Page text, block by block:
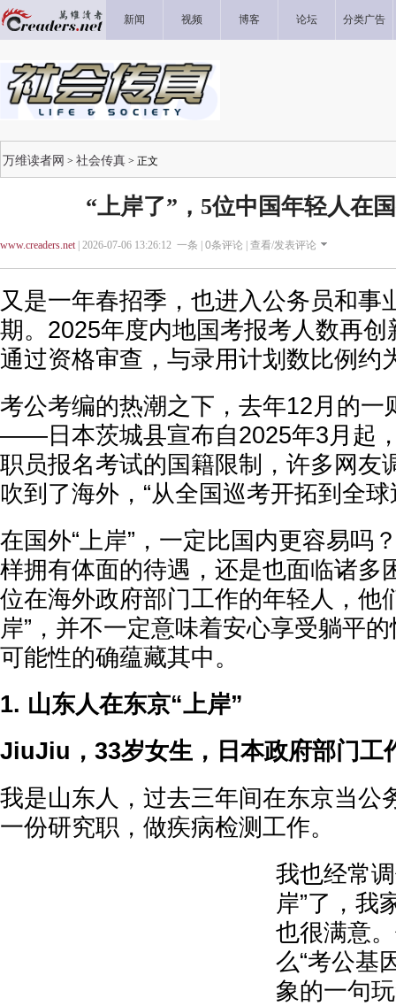
新闻 视频 博客 论坛 分类广告
万维读者网 > 社会传真 > 正文
“上岸了”，5位中国年轻人在
www.creaders.net| 2026-07-06 13:26:12 一条 | 0条评论 | 查看/发表评论
又是一年春招季，也进入公务员和事
期。2025年度内地国考报考人数再
通过资格审查，与录用计划数比例约
考公考编的热潮之下，去年12月的一
——日本茨城县宣布自2025年3月起
职员报名考试的国籍限制，许多网友
吹到了海外，“从全国巡考开拓到全球
在国外“上岸”，一定比国内更容易吗
样拥有体面的待遇，还是也面临诸多
位在海外政府部门工作的年轻人，他
岸”，并不一定意味着安心享受躺平
可能性的确蕴藏其中。
1. 山东人在东京“上岸”
JiuJiu，33岁女生，日本政府部门工
我是山东人，过去三年间在东京当公
一份研究职，做疾病检测工作。
我也经常
岸”了，我
也很满意
么“考公基
象的一句